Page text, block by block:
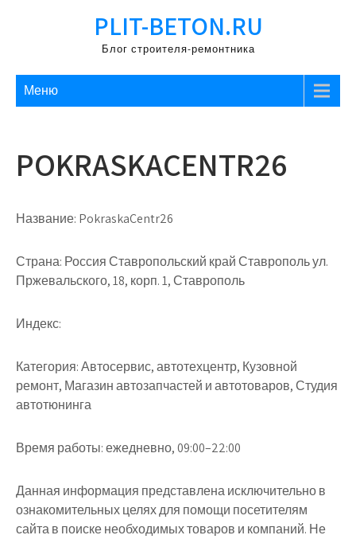
PLIT-BETON.RU
Блог строителя-ремонтника
Меню
POKRASKACENTR26
Название: PokraskaCentr26
Страна: Россия Ставропольский край Ставрополь ул.
Пржевальского, 18, корп. 1, Ставрополь
Индекс:
Категория:Автосервис, автотехцентр, Кузовной
ремонт, Магазин автозапчастей и автотоваров, Студия
автотюнинга
Время работы:ежедневно, 09:00–22:00
Данная информация представлена исключительно в
ознакомительных целях для помощи посетителям
сайта в поиске необходимых товаров и компаний. Не